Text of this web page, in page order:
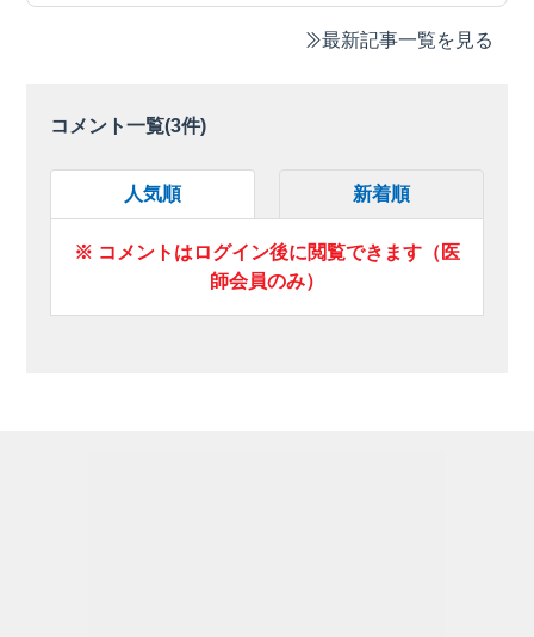
最新記事一覧を見る
コメント一覧(3件)
人気順 新着順
※ コメントはログイン後に閲覧できます（医
師会員のみ）